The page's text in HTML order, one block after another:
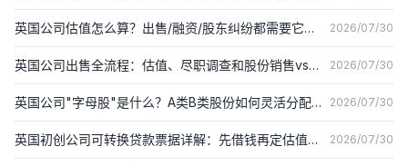
到底是什么（2026）
英国公司估值怎么算？出售/融资/股东纠纷都需要它
（2026）
2026/07/30
英国公司出售全流程：估值、尽职调查和股份销售vs资
产销售（2026）
2026/07/30
英国公司"字母股"是什么？A类B类股份如何灵活分配分
红权（2026）
2026/07/30
英国初创公司可转换贷款票据详解：先借钱再定估值的
融资方式（2026）
2026/07/30